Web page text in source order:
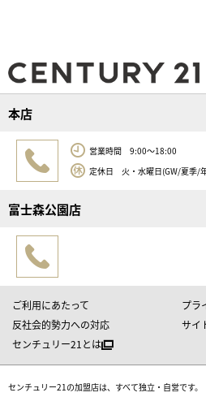
本店
営業時間 9:00～18:00
定休日 火・水曜日(GW/夏季/
富士森公園店
ご利用にあたって
プラ
反社会的勢力への対応
サイ
センチュリー21とは
センチュリー21の加盟店は、すべて独立・自営です。